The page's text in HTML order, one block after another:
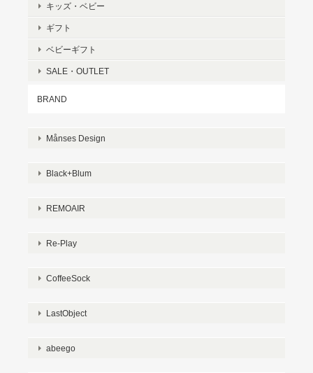
キッズ・ベビー
ギフト
ベビーギフト
SALE・OUTLET
BRAND
Månses Design
Black+Blum
REMOAIR
Re-Play
CoffeeSock
LastObject
abeego